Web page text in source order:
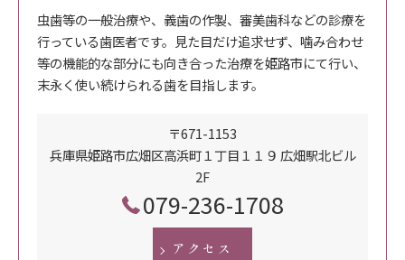
虫歯等の一般治療や、義歯の作製、審美歯科などの診療を
行っている歯医者です。見た目だけ追求せず、噛み合わせ
等の機能的な部分にも向き合った治療を姫路市にて行い、
末永く使い続けられる歯を目指します。
〒671-1153
兵庫県姫路市広畑区高浜町１丁目１１９ 広畑駅北ビル
2F
079-236-1708
アクセス